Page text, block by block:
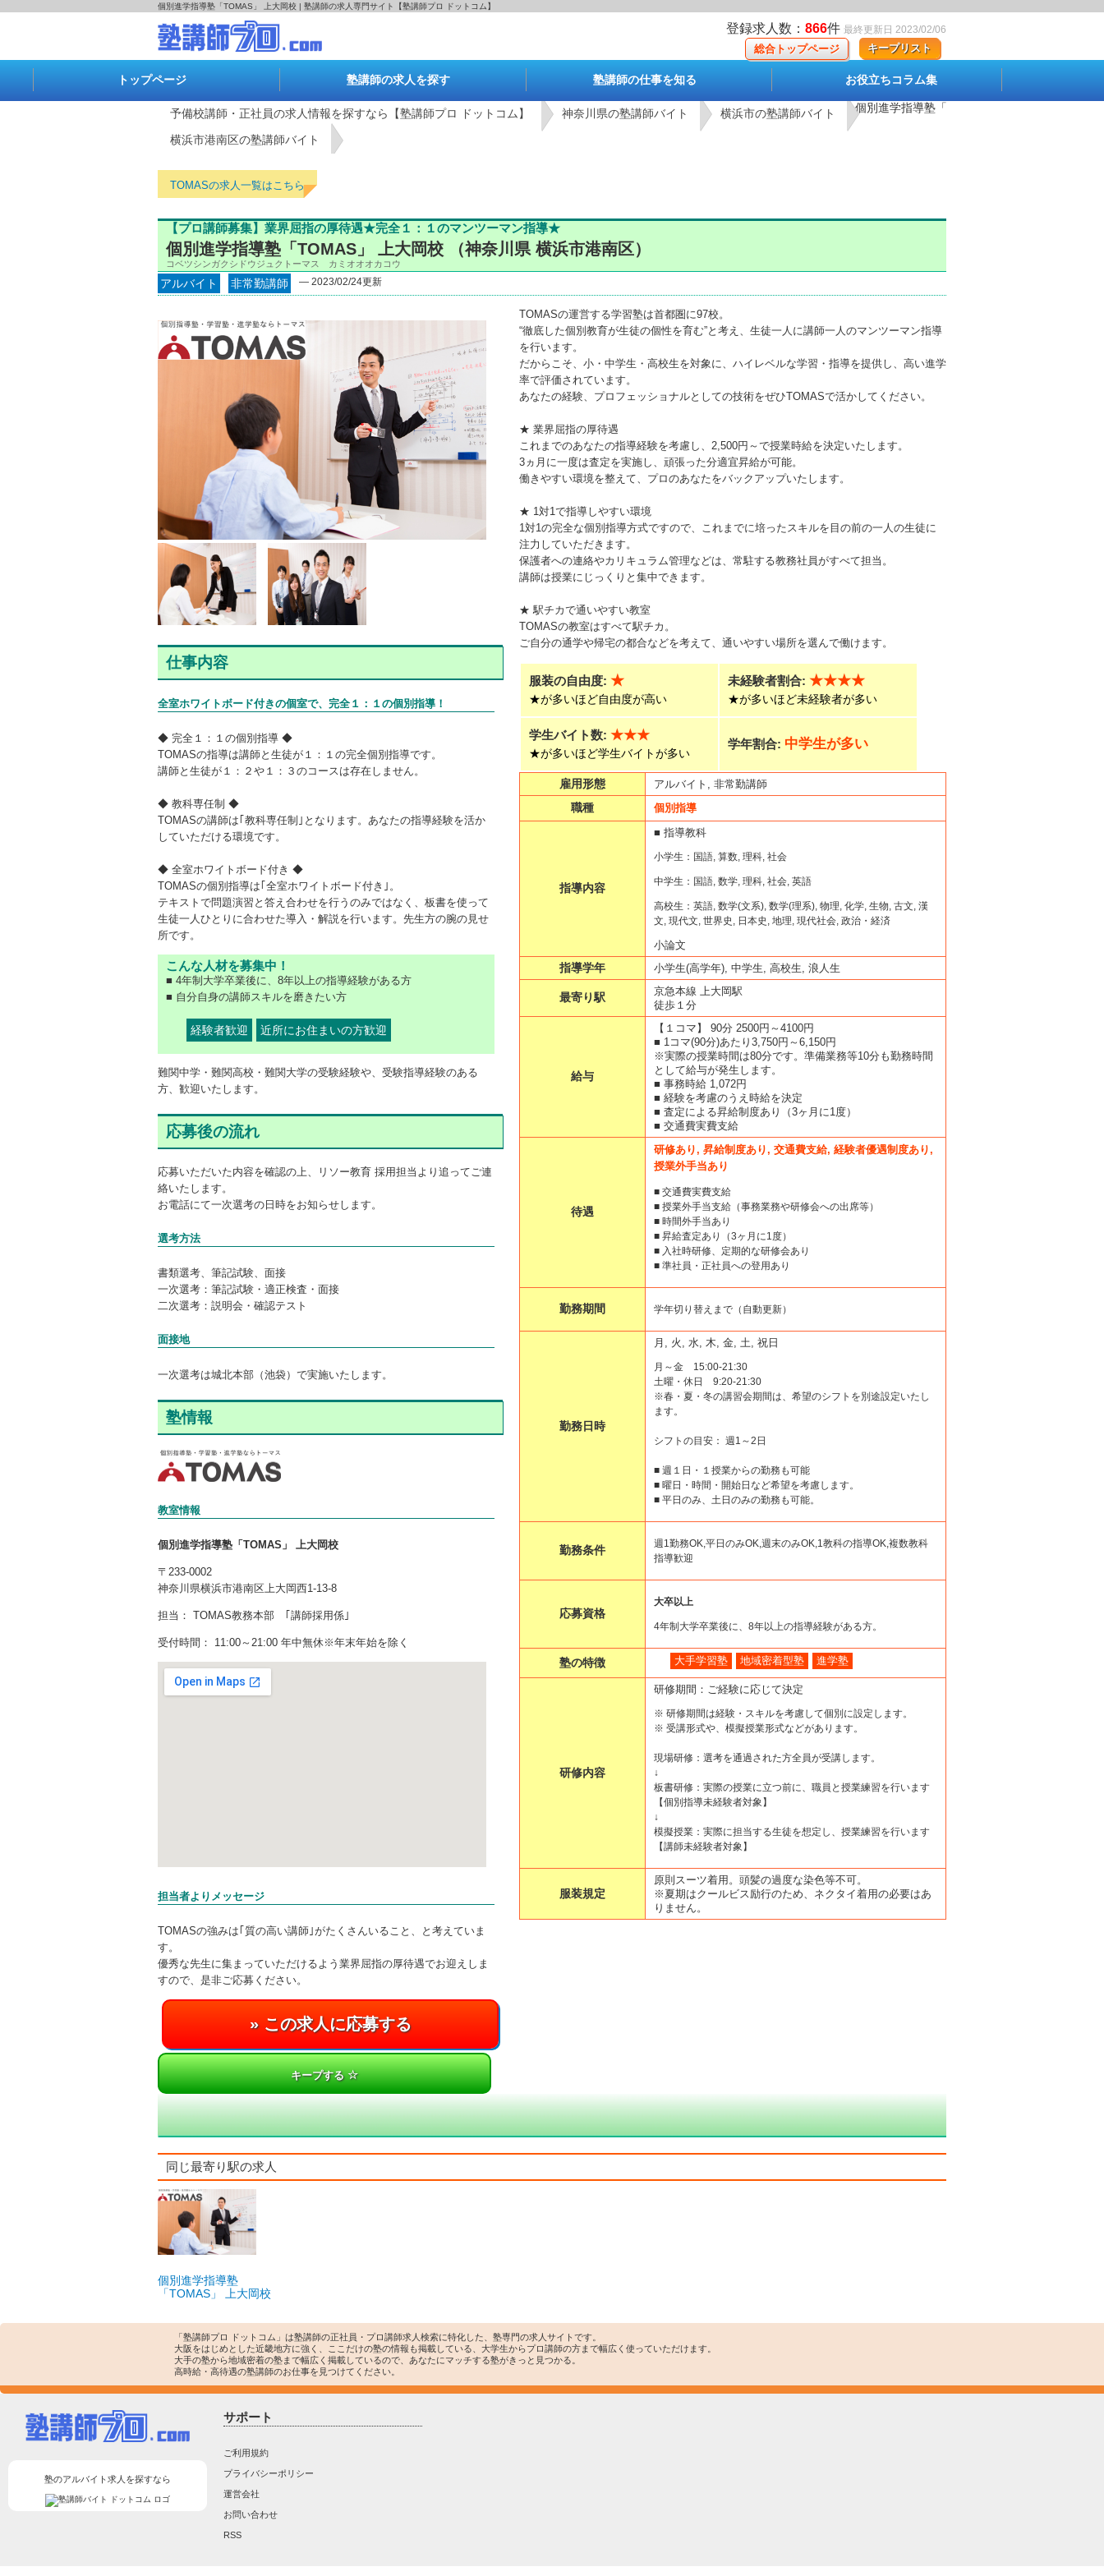
個別進学指導塾「TOMAS」 上大岡校 | 塾講師の求人専門サイト【塾講師プロ ドットコム】
登録求人数： 866件 最終更新日 2023/02/06
キープリスト
総合トップページ
トップページ 塾講師の求人を探す 塾講師の仕事を知る お役立ちコラム集
予備校講師・正社員の求人情報を探すなら【塾講師プロ ドットコム】 神奈川県の塾講師バイト
横浜市の塾講師バイト
横浜市港南区の塾講師バイト
個別進学指導塾「TOMAS」 上大岡校の求人情
TOMASの求人一覧はこちら
【プロ講師募集】業界屈指の厚待遇★完全１：１のマンツーマン指導★
個別進学指導塾「TOMAS」 上大岡校 （神奈川県 横浜市港南区）
コベツシンガクシドウジュクトーマス カミオオオカコウ
アルバイト 非常勤講師 ― 2023/02/24更新
TOMASの運営する学習塾は首都圏に97校。
“徹底した個別教育が生徒の個性を育む”と考え、生徒一人に講師一人のマンツーマン指導
を行います。
だからこそ、小・中学生・高校生を対象に、ハイレベルな学習・指導を提供し、高い進学
率で評価されています。
あなたの経験、プロフェッショナルとしての技術をぜひTOMASで活かしてください。
★ 業界屈指の厚待遇
これまでのあなたの指導経験を考慮し、2,500円～で授業時給を決定いたします。
3ヵ月に一度は査定を実施し、頑張った分適宜昇給が可能。
働きやすい環境を整えて、プロのあなたをバックアップいたします。
★ 1対1で指導しやすい環境
1対1の完全な個別指導方式ですので、これまでに培ったスキルを目の前の一人の生徒に
注力していただきます。
保護者への連絡やカリキュラム管理などは、常駐する教務社員がすべて担当。
講師は授業にじっくりと集中できます。
★ 駅チカで通いやすい教室
TOMASの教室はすべて駅チカ。
ご自分の通学や帰宅の都合などを考えて、通いやすい場所を選んで働けます。
服装の自由度: ★
★が多いほど自由度が高い
未経験者割合: ★★★★
★が多いほど未経験者が多い
学生バイト数: ★★★
★が多いほど学生バイトが多い
学年割合: 中学生が多い
雇用形態 アルバイト, 非常勤講師
職種 個別指導
指導内容
■ 指導教科
小学生：国語, 算数, 理科, 社会
中学生：国語, 数学, 理科, 社会, 英語
高校生：英語, 数学(文系), 数学(理系), 物理, 化学, 生物, 古文, 漢
文, 現代文, 世界史, 日本史, 地理, 現代社会, 政治・経済
小論文
指導学年 小学生(高学年), 中学生, 高校生, 浪人生
最寄り駅
京急本線 上大岡駅
徒歩１分
給与
【１コマ】 90分 2500円～4100円
■ 1コマ(90分)あたり3,750円～6,150円
※実際の授業時間は80分です。準備業務等10分も勤務時間
として給与が発生します。
■ 事務時給 1,072円
■ 経験を考慮のうえ時給を決定
■ 査定による昇給制度あり（3ヶ月に1度）
■ 交通費実費支給
待遇
研修あり, 昇給制度あり, 交通費支給, 経験者優遇制度あり,
授業外手当あり
■ 交通費実費支給
■ 授業外手当支給（事務業務や研修会への出席等）
■ 時間外手当あり
■ 昇給査定あり（3ヶ月に1度）
■ 入社時研修、定期的な研修会あり
■ 準社員・正社員への登用あり
勤務期間 学年切り替えまで（自動更新）
勤務日時
月, 火, 水, 木, 金, 土, 祝日
月～金 15:00-21:30
土曜・休日 9:20-21:30
※春・夏・冬の講習会期間は、希望のシフトを別途設定いたし
ます。
シフトの目安： 週1～2日
■ 週１日・１授業からの勤務も可能
■ 曜日・時間・開始日など希望を考慮します。
■ 平日のみ、土日のみの勤務も可能。
勤務条件
週1勤務OK,平日のみOK,週末のみOK,1教科の指導OK,複数教科
指導歓迎
応募資格
大卒以上
4年制大学卒業後に、8年以上の指導経験がある方。
塾の特徴 大手学習塾 地域密着型塾 進学塾
研修内容
研修期間：ご経験に応じて決定
※ 研修期間は経験・スキルを考慮して個別に設定します。
※ 受講形式や、模擬授業形式などがあります。
現場研修：選考を通過された方全員が受講します。
↓
板書研修：実際の授業に立つ前に、職員と授業練習を行います
【個別指導未経験者対象】
↓
模擬授業：実際に担当する生徒を想定し、授業練習を行います
【講師未経験者対象】
服装規定
原則スーツ着用。頭髪の過度な染色等不可。
※夏期はクールビス励行のため、ネクタイ着用の必要はあ
りません。
仕事内容
全室ホワイトボード付きの個室で、完全１：１の個別指導！
◆ 完全１：１の個別指導 ◆
TOMASの指導は講師と生徒が１：１の完全個別指導です。
講師と生徒が１：２や１：３のコースは存在しません。
◆ 教科専任制 ◆
TOMASの講師は｢教科専任制｣となります。あなたの指導経験を活か
していただける環境です。
◆ 全室ホワイトボード付き ◆
TOMASの個別指導は｢全室ホワイトボード付き｣。
テキストで問題演習と答え合わせを行うのみではなく、板書を使って
生徒一人ひとりに合わせた導入・解説を行います。先生方の腕の見せ
所です。
こんな人材を募集中！
■ 4年制大学卒業後に、8年以上の指導経験がある方
■ 自分自身の講師スキルを磨きたい方
経験者歓迎 近所にお住まいの方歓迎
難関中学・難関高校・難関大学の受験経験や、受験指導経験のある
方、歓迎いたします。
応募後の流れ
応募いただいた内容を確認の上、リソー教育 採用担当より追ってご連
絡いたします。
お電話にて一次選考の日時をお知らせします。
選考方法
書類選考、筆記試験、面接
一次選考：筆記試験・適正検査・面接
二次選考：説明会・確認テスト
面接地
一次選考は城北本部（池袋）で実施いたします。
塾情報
教室情報
個別進学指導塾「TOMAS」 上大岡校
〒233-0002
神奈川県横浜市港南区上大岡西1-13-8
担当： TOMAS教務本部 ｢講師採用係｣
受付時間： 11:00～21:00 年中無休※年末年始を除く
担当者よりメッセージ
TOMASの強みは｢質の高い講師｣がたくさんいること、と考えていま
す。
優秀な先生に集まっていただけるよう業界屈指の厚待遇でお迎えしま
すので、是非ご応募ください。
キープする
同じ最寄り駅の求人
個別進学指導塾
「TOMAS」 上大岡校
「塾講師プロ ドットコム」は塾講師の正社員・プロ講師求人検索に特化した、塾専門の求人サイトです。
大阪をはじめとした近畿地方に強く、ここだけの塾の情報も掲載している、大学生からプロ講師の方まで幅広く使っていただけます。
大手の塾から地域密着の塾まで幅広く掲載しているので、あなたにマッチする塾がきっと見つかる。
高時給・高待遇の塾講師のお仕事を見つけてください。
塾のアルバイト求人を探すなら
サポート
ご利用規約
プライバシーポリシー
運営会社
お問い合わせ
RSS